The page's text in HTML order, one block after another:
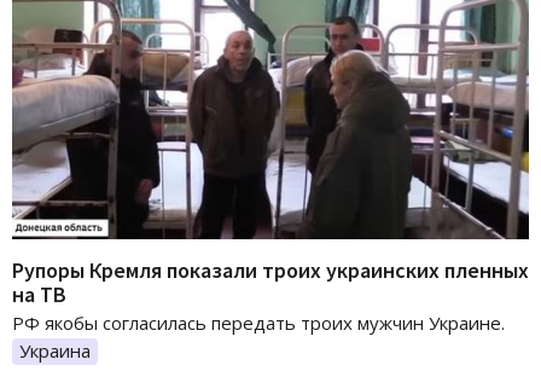
Рупоры Кремля показали троих украинских пленных
на ТВ
РФ якобы согласилась передать троих мужчин Украине.
Украина